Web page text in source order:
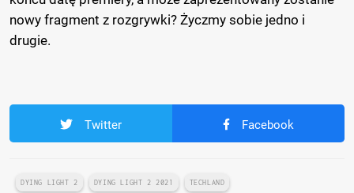
nowy fragment z rozgrywki? Życzmy sobie jedno i
drugie.
Twitter Facebook
DYING LIGHT 2 DYING LIGHT 2 2021 TECHLAND